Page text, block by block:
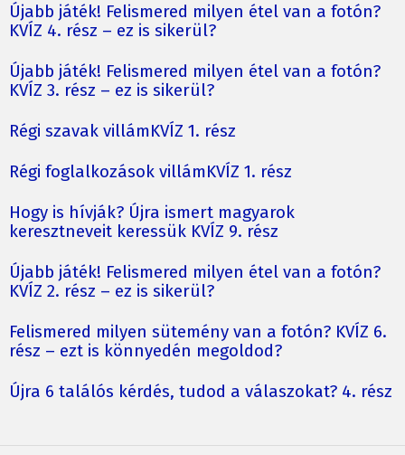
Újabb játék! Felismered milyen étel van a fotón?
KVÍZ 4. rész – ez is sikerül?
Újabb játék! Felismered milyen étel van a fotón?
KVÍZ 3. rész – ez is sikerül?
Régi szavak villámKVÍZ 1. rész
Régi foglalkozások villámKVÍZ 1. rész
Hogy is hívják? Újra ismert magyarok
keresztneveit keressük KVÍZ 9. rész
Újabb játék! Felismered milyen étel van a fotón?
KVÍZ 2. rész – ez is sikerül?
Felismered milyen sütemény van a fotón? KVÍZ 6.
rész – ezt is könnyedén megoldod?
Újra 6 találós kérdés, tudod a válaszokat? 4. rész